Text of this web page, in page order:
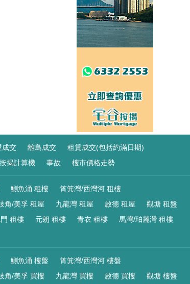
成交 離島成交
租賃成交(包括約滿日期)
按揭計算機 事故 樓市價格走勢
鰂魚涌 租樓
筲箕灣/西灣河 租樓
角/美孚 租屋 九龍灣 租屋 啟德 租屋
觀塘 租盤
租樓 元朗 租樓 青衣 租樓
馬灣/珀麗灣 租樓
鰂魚涌 樓盤
筲箕灣/西灣河 樓盤
角/美孚 買樓 九龍灣 買樓 啟德 買樓 觀塘 樓盤